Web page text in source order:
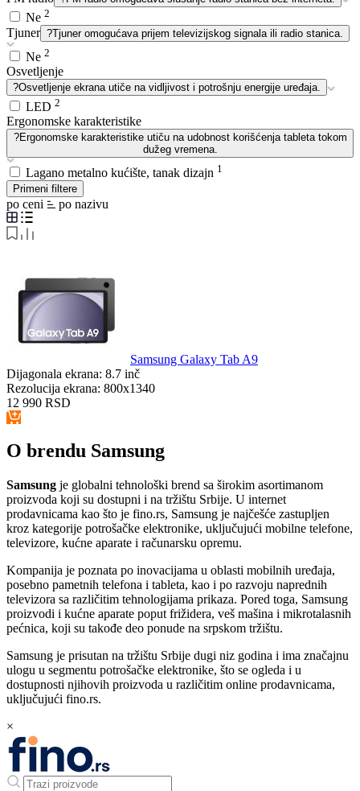
Ne 2
Tjuner ?Tjuner omogućava prijem televizijskog signala ili radio stanica.
Ne 2
Osvetljenje
?Osvetljenje ekrana utiče na vidljivost i potrošnju energije uređaja.
LED 2
Ergonomske karakteristike
?Ergonomske karakteristike utiču na udobnost korišćenja tableta tokom
dužeg vremena.
Lagano metalno kućište, tanak dizajn 1
Primeni filtere
po ceni po nazivu
Samsung Galaxy Tab A9
Dijagonala ekrana: 8.7 inč
Rezolucija ekrana: 800x1340
12 990 RSD
O brendu Samsung
Samsung je globalni tehnološki brend sa širokim asortimanom
proizvoda koji su dostupni i na tržištu Srbije. U internet
prodavnicama kao što je fino.rs, Samsung je najčešće zastupljen
kroz kategorije potrošačke elektronike, uključujući mobilne telefone,
televizore, kućne aparate i računarsku opremu.
Kompanija je poznata po inovacijama u oblasti mobilnih uređaja,
posebno pametnih telefona i tableta, kao i po razvoju naprednih
televizora sa različitim tehnologijama prikaza. Pored toga, Samsung
proizvodi i kućne aparate poput frižidera, veš mašina i mikrotalasnih
pećnica, koji su takođe deo ponude na srpskom tržištu.
Samsung je prisutan na tržištu Srbije dugi niz godina i ima značajnu
ulogu u segmentu potrošačke elektronike, što se ogleda i u
dostupnosti njihovih proizvoda u različitim online prodavnicama,
uključujući fino.rs.
×